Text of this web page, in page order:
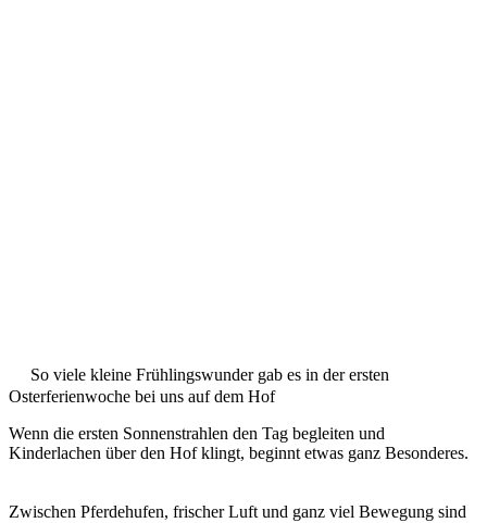
So viele kleine Frühlingswunder gab es in der ersten
Osterferienwoche bei uns auf dem Hof
Wenn die ersten Sonnenstrahlen den Tag begleiten und
Kinderlachen über den Hof klingt, beginnt etwas ganz Besonderes.
Zwischen Pferdehufen, frischer Luft und ganz viel Bewegung sind